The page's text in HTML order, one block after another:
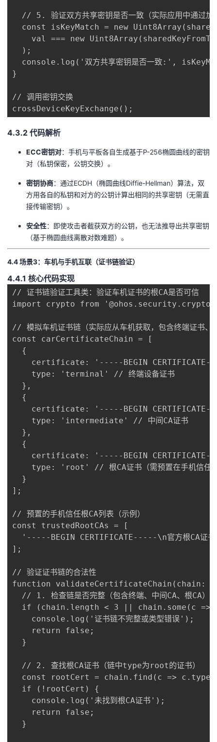
// 5. 验证双方共享密钥是否一致（实际应用中通过加
const isKeyMatch = new
val === new
  );
console.log('双方共享密钥是否一致:',
}
// 调用密钥交换
crossDeviceKeyExchange();
​4.3.2 代码解析​
​ECC密钥对​​：手机与平板各自生成基于P-256椭圆曲线的密钥
对（私钥保密，公钥交换）。
​密钥协商​​：通过ECDH（椭圆曲线Diffie-Hellman）算法，双
方用各自的私钥和对方的公钥计算出相同的共享密钥（无需直
接传输密钥）。
​安全性​​：即使攻击者截获双方的公钥，也无法推导出共享密钥
（基于椭圆曲线离散对数难题）。
​4.4 场景3：车机与手机互联（证书链验证）​
​4.4.1 核心代码实现​
// 证书链验证工具类：验证车机证书的根CA是否可信
import crypto from
// 模拟车机证书链（实际应从车机获取，包含终端证书、
const carCertificateChain = [
  {
certificate: '-----BEGIN
    type: 'terminal' // 终端设备证书
  },
  {
certificate: '-----BEGIN
    type: 'intermediate' // 中间CA证书
  },
  {
certificate: '-----BEGIN
type: 'root' // 根CA证书（需预置在手机信任
  }
];
// 预置的手机信任根CA列表（示例）
const trustedRootCAs = [
'-----BEGIN CERTIFICATE-----\n官方根CA证
];
// 验证证书链的合法性
function
  // 1. 检查链是否完整（包含终端、中间CA、根CA）
if (chain.length < 3 || chain.some(c
    console.log('证书链不完整或类型错误');
    return false;
  }
  // 2. 查找根CA证书（链中type为root的证书）
const rootCert = chain.find(c => c.type
  if (!rootCert) {
    console.log('未找到根CA证书');
    return false;
  }